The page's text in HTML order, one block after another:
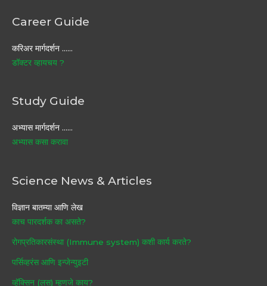
Career Guide
करिअर मार्गदर्शन ……
डॉक्टर व्हायचय ?
Study Guide
अभ्यास मार्गदर्शन ……
अभ्यास कसा करावा
Science News & Articles
विज्ञान बातम्या आणि लेख
काच पारदर्शक का असते?
रोगप्रतिकारसंस्था (Immune system) कशी कार्य करते?
पर्सिव्हरंस आणि इन्जेन्युइटी
व्हॅक्सिन (लस) म्हणजे काय?